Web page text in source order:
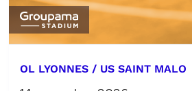
OL LYONNES / US SAINT MALO